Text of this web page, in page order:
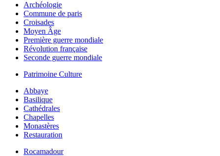
Archéologie
Commune de paris
Croisades
Moyen Âge
Première guerre mondiale
Révolution française
Seconde guerre mondiale
Patrimoine Culture
Abbaye
Basilique
Cathédrales
Chapelles
Monastères
Restauration
Rocamadour